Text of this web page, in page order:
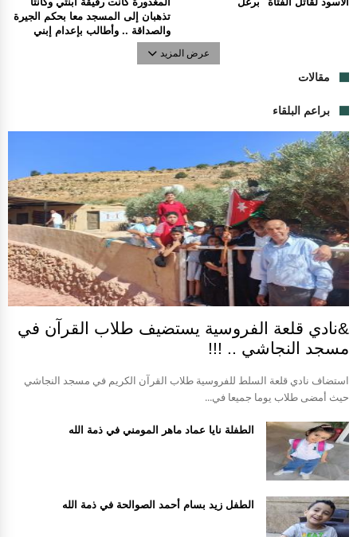
تذهبان إلى المسجد معا بحكم الجيرة
والصداقة .. وأطالب بإعدام إبني
عرض المزيد
مقالات
براعم البلقاء
&نادي قلعة الفروسية يستضيف طلاب القرآن في
مسجد النجاشي .. !!!
استضاف نادي قلعة السلط للفروسية طلاب القرآن الكريم في مسجد النجاشي
حيث أمضى طلاب يوما جميعا في...
الطفلة نايا عماد ماهر المومني في ذمة الله
الطفل زيد بسام أحمد الصوالحة في ذمة الله